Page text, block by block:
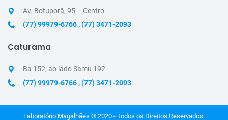
Av. Botuporã, 95 – Centro
(77) 99979-6766 ,(77) 3471-2093
Caturama
Ba 152, ao lado Samu 192
(77) 99979-6766 ,(77) 3471-2093
Laboratório Magalhães © 2020 - Todos os Direitos Reservados.